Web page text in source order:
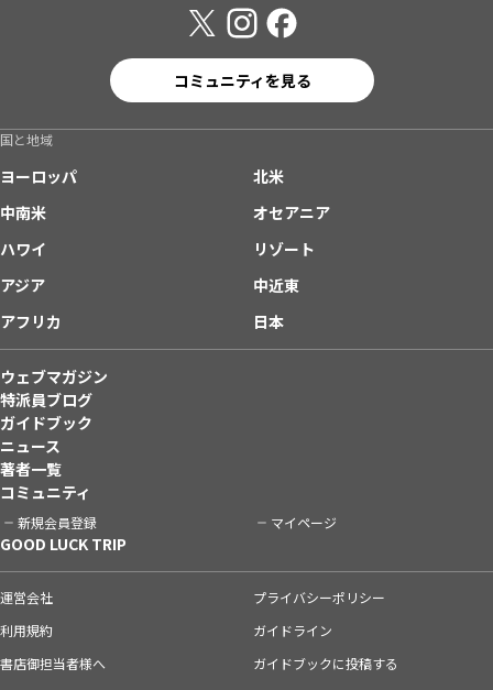
コミュニティを見る
国と地域
ヨーロッパ
北米
中南米
オセアニア
ハワイ
リゾート
アジア
中近東
アフリカ
日本
ウェブマガジン
特派員ブログ
ガイドブック
ニュース
著者一覧
コミュニティ
新規会員登録 マイページ
GOOD LUCK TRIP
運営会社
プライバシーポリシー
利用規約
ガイドライン
書店御担当者様へ
ガイドブックに投稿する